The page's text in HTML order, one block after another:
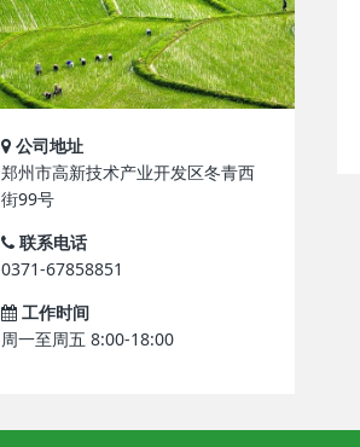
公司地址
郑州市高新技术产业开发区冬青西
街99号
联系电话
0371-67858851
工作时间
周一至周五 8:00-18:00